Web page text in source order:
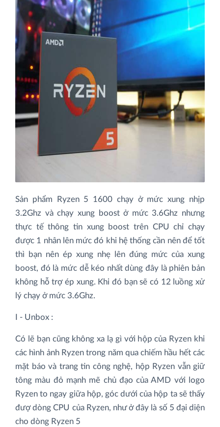
Sản phẩm Ryzen 5 1600 chạy ở mức xung nhịp
3.2Ghz và chạy xung boost ở mức 3.6Ghz nhưng
thực tế thông tin xung boost trên CPU chỉ chạy
được 1 nhân lên mức đó khi hệ thống cần nên để tốt
thì bạn nên ép xung nhẹ lên đúng mức của xung
boost, đó là mức dễ kéo nhất dùng đây là phiên bản
không hỗ trợ ép xung. Khi đó bạn sẽ có 12 luồng xử
lý chạy ở mức 3.6Ghz.
I - Unbox :
Có lẽ bạn cũng không xa lạ gì với hộp của Ryzen khi
các hình ảnh Ryzen trong năm qua chiếm hầu hết các
mặt báo và trang tin công nghệ, hộp Ryzen vẫn giữ
tông màu đỏ mạnh mẽ chủ đạo của AMD với logo
Ryzen to ngay giữa hộp, góc dưới của hộp ta sẽ thấy
đượ dòng CPU của Ryzen, như ở đây là số 5 đại diện
cho dòng Ryzen 5